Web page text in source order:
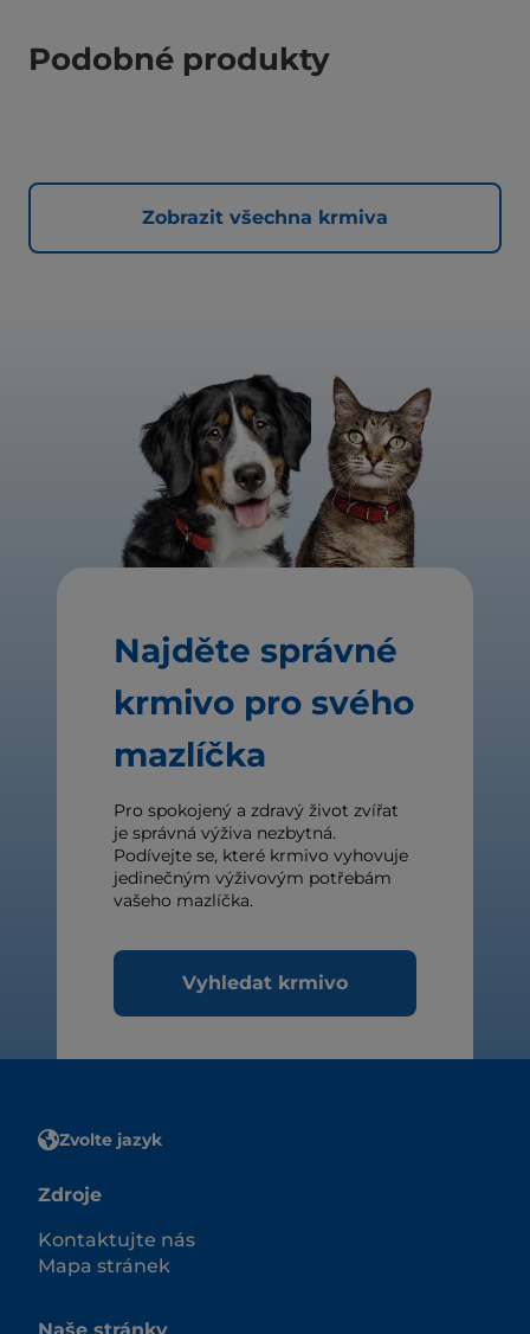
Podobné produkty
Zobrazit všechna krmiva
Najděte správné
krmivo pro svého
mazlíčka
Pro spokojený a zdravý život zvířat
je správná výživa nezbytná.
Podívejte se, které krmivo vyhovuje
jedinečným výživovým potřebám
vašeho mazlíčka.
Vyhledat krmivo
Zvolte jazyk
Zdroje
Kontaktujte nás
Mapa stránek
Naše stránky